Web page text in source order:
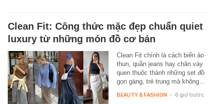
Clean Fit: Công thức mặc đẹp chuẩn quiet
luxury từ những món đồ cơ bản
Clean Fit chính là cách biến áo
thun, quần jeans hay chân váy
quen thuộc thành những set đồ
gọn gàng, trẻ trung mà không…
BEAUTY & FASHION - 6 giờ trước